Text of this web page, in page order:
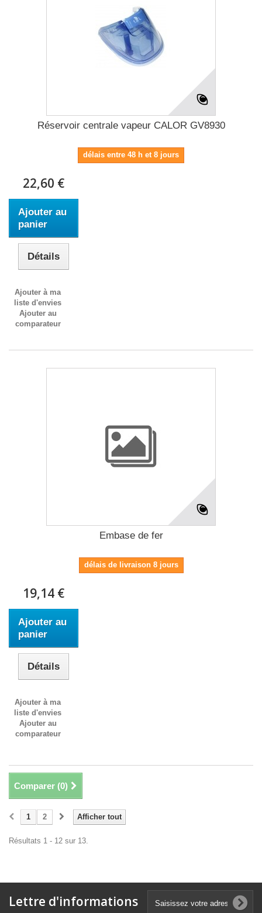
Réservoir centrale vapeur CALOR GV8930
délais entre 48 h et 8 jours
22,60 €
Ajouter au
panier
Détails
Ajouter à ma
liste d'envies
Ajouter au
comparateur
Embase de fer
délais de livraison 8 jours
19,14 €
Ajouter au
panier
Détails
Ajouter à ma
liste d'envies
Ajouter au
comparateur
Comparer (0)
Afficher tout
1 2
Résultats 1 - 12 sur 13.
Lettre d'informations